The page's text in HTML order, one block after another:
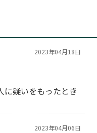
2023年04月18日
に疑いをもったとき
2023年04月06日